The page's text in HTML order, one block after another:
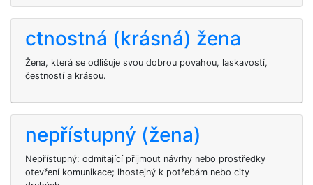
ctnostná (krásná) žena
Žena, která se odlišuje svou dobrou povahou, laskavostí,
čestností a krásou.
nepřístupný (žena)
Nepřístupný: odmítající přijmout návrhy nebo prostředky
otevření komunikace; lhostejný k potřebám nebo city